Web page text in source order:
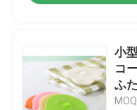
小
コ
ふた